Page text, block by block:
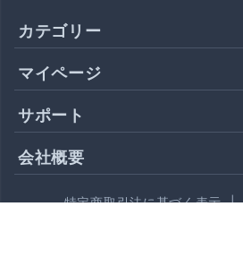
カテゴリー
マイページ
サポート
会社概要
特定商取引法に基づく表示 |